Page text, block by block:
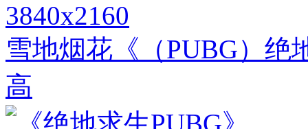
3840x2160
雪地烟花《（PUBG）绝
高